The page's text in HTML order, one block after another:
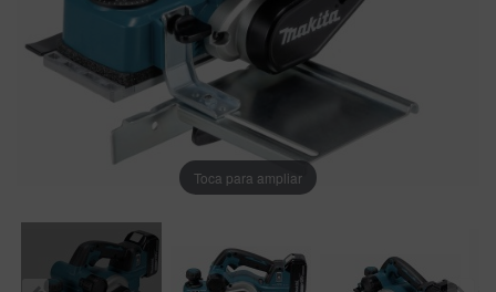
Toca para ampliar